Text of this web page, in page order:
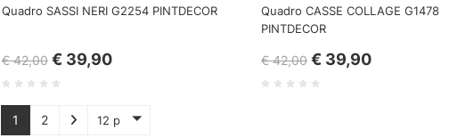
Quadro SASSI NERI G2254 PINTDECOR
€ 42,00 € 39,90
Quadro CASSE COLLAGE G1478
PINTDECOR
€ 42,00 € 39,90
1 2 12 p